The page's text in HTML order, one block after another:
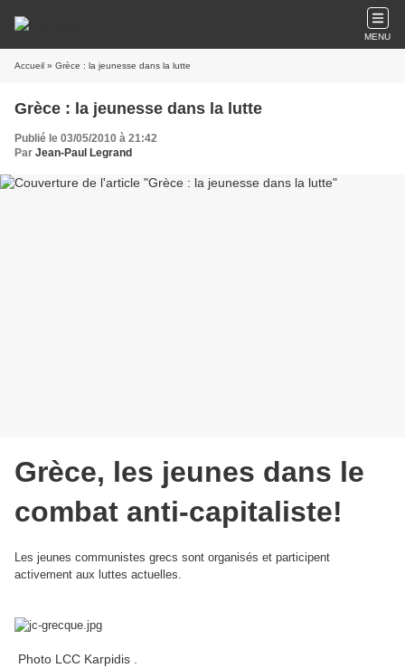
MENU
Accueil » Grèce : la jeunesse dans la lutte
Grèce : la jeunesse dans la lutte
Publié le 03/05/2010 à 21:42
Par Jean-Paul Legrand
Grèce, les jeunes dans le
combat anti-capitaliste!
Les jeunes communistes grecs sont organisés et participent
activement aux luttes actuelles.
Photo LCC Karpidis .